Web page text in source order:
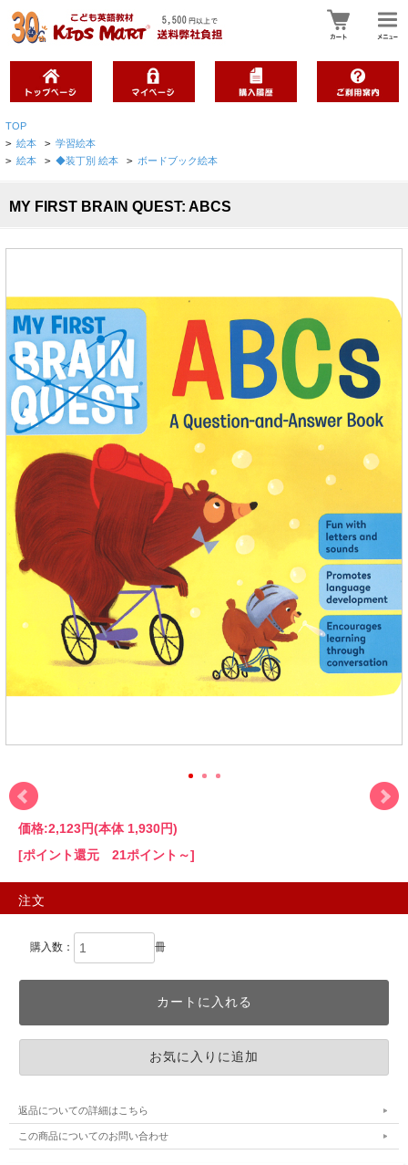
TOP
> 絵本 > 学習絵本
> 絵本 > ◆装丁別 絵本 > ボードブック絵本
MY FIRST BRAIN QUEST: ABCS
価格:2,123円(本体 1,930円)
[ポイント還元 21ポイント～]
注文
購入数： 冊
返品についての詳細はこちら
この商品についてのお問い合わせ